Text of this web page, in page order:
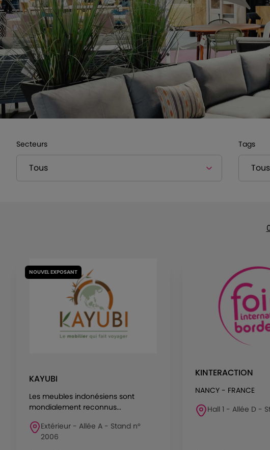
Secteurs Tags
NOUVEL EXPOSANT
KAYUBI
Les meubles indonésiens sont
mondialement reconnus...
Extérieur - Allée A - Stand n°
2006
KINTERACTION
NANCY - FRANCE
Hall 1 - Allée D -